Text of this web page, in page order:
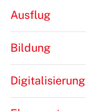
Ausflug
Bildung
Digitalisierung